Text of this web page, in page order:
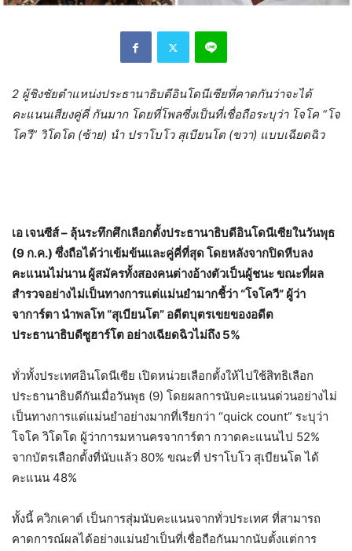
2 ผู้ชิงชัยตำแหน่งประธานาธิบดีอินโดนีเซียที่คาดกันว่าจะได้
คะแนนเสียงคู่คี่ กันมาก โดยที่โพลซึ่งเป็นที่เชื่อถือระบุว่า โจโค “โจ
โควี” วิโดโด (ซ้าย) นำ ปราโบโว สุเบียนโต (ขวา) แบบเฉียดฉิว
เอ เจนซีส์ – ลุ้นระทึกศึกเลือกตั้งประธานาธิบดีอินโดนีเซียในวันพุธ
(9 ก.ค.) ซึ่งถือได้ว่าเข้มข้นและคู่คี่ที่สุด โดยหลังจากปิดหีบลง
คะแนนไม่นาน ผู้สมัครทั้งสองคนต่างอ้างตัวเป็นผู้ชนะ ขณะที่ผล
สำรวจอย่างไม่เป็นทางการแต่แม่นยำมากชี้ว่า “โจโควี” ผู้ว่า
จาการ์ตา นำพลโท “สุเบียนโต” อดีตบุตรเขยของอดีต
ประธานาธิบดีซูฮาร์โต อย่างเฉียดฉิวไม่ถึง 5%
ทั่วทั้งประเทศอินโดนีเซีย เปิดหน่วยเลือกตั้งให้ไปใช้สิทธิเลือก
ประธานาธิบดีกันเมื่อวันพุธ (9) โดยผลการนับคะแนนด่วนอย่างไม่
เป็นทางการแต่แม่นยำอย่างมากที่เรียกว่า “quick count” ระบุว่า
โจโค วิโดโด ผู้ว่าการมหานครจาการ์ตา กวาดคะแนนไป 52%
จากบัตรเลือกตั้งที่นับแล้ว 80% ขณะที่ ปราโบโว สุเบียนโต ได้
คะแนน 48%
ทั้งนี้ ควิกเคาต์ เป็นการสุ่มนับคะแนนจากทั่วประเทศ ที่สามารถ
คาดการณ์ผลได้อย่างแม่นยำเป็นที่เชื่อถือกันมากนับตั้งแต่การ